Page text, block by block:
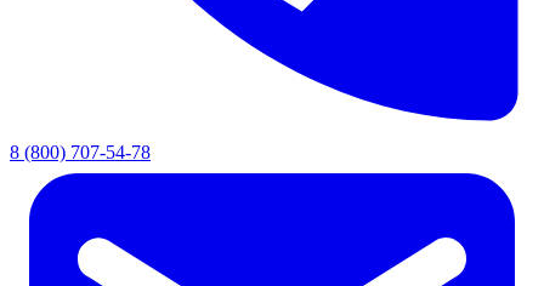
8 (800) 707-54-78